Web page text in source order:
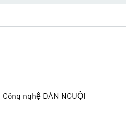
Công nghệ DÁN NGUỘI